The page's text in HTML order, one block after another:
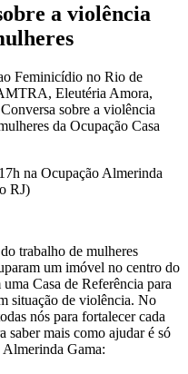
a violência
Feminicídio no Rio de
Eleutéria Amora,
sobre a violência
da Ocupação Casa
na Ocupação Almerinda
RJ)
trabalho de mulheres
um imóvel no centro do
Casa de Referência para
situação de violência. No
nós para fortalecer cada
saber mais como ajudar é só
Almerinda Gama: